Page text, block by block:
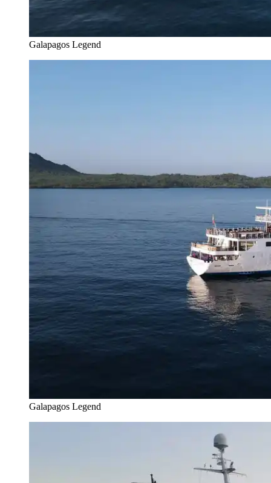
Galapagos Legend
Galapagos Legend